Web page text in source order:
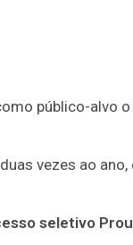
público-alvo
vezes ao
seletivo